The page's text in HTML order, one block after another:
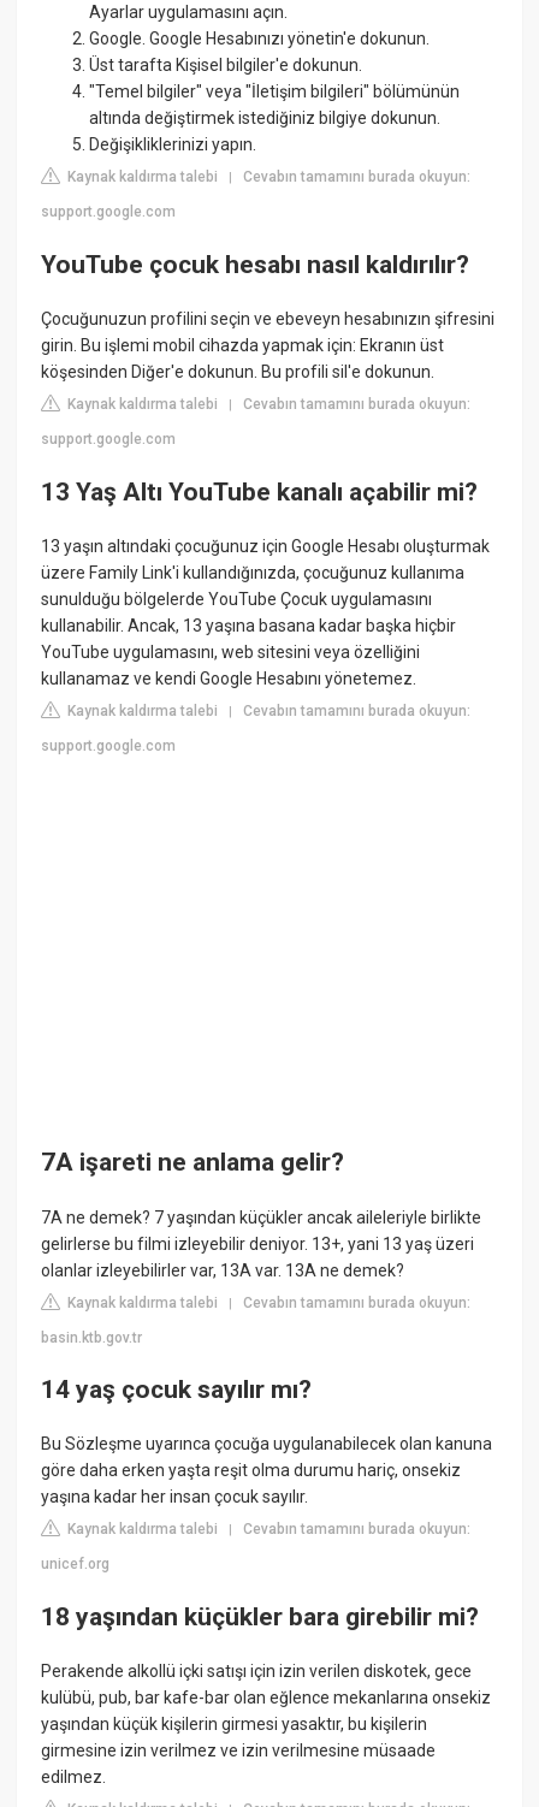
Ayarlar uygulamasını açın.
Google. Google Hesabınızı yönetin'e dokunun.
Üst tarafta Kişisel bilgiler'e dokunun.
"Temel bilgiler" veya "İletişim bilgileri" bölümünün
altında değiştirmek istediğiniz bilgiye dokunun.
Değişikliklerinizi yapın.
Kaynak kaldırma talebi |Cevabın tamamını burada okuyun:
support.google.com
YouTube çocuk hesabı nasıl kaldırılır?
Çocuğunuzun profilini seçin ve ebeveyn hesabınızın şifresini
girin. Bu işlemi mobil cihazda yapmak için: Ekranın üst
köşesinden Diğer'e dokunun. Bu profili sil'e dokunun.
Kaynak kaldırma talebi |Cevabın tamamını burada okuyun:
support.google.com
13 Yaş Altı YouTube kanalı açabilir mi?
13 yaşın altındaki çocuğunuz için Google Hesabı oluşturmak
üzere Family Link'i kullandığınızda, çocuğunuz kullanıma
sunulduğu bölgelerde YouTube Çocuk uygulamasını
kullanabilir. Ancak, 13 yaşına basana kadar başka hiçbir
YouTube uygulamasını, web sitesini veya özelliğini
kullanamaz ve kendi Google Hesabını yönetemez.
Kaynak kaldırma talebi |Cevabın tamamını burada okuyun:
support.google.com
7A işareti ne anlama gelir?
7A ne demek? 7 yaşından küçükler ancak aileleriyle birlikte
gelirlerse bu filmi izleyebilir deniyor. 13+, yani 13 yaş üzeri
olanlar izleyebilirler var, 13A var. 13A ne demek?
Kaynak kaldırma talebi |Cevabın tamamını burada okuyun:
basin.ktb.gov.tr
14 yaş çocuk sayılır mı?
Bu Sözleşme uyarınca çocuğa uygulanabilecek olan kanuna
göre daha erken yaşta reşit olma durumu hariç, onsekiz
yaşına kadar her insan çocuk sayılır.
Kaynak kaldırma talebi |Cevabın tamamını burada okuyun:
unicef.org
18 yaşından küçükler bara girebilir mi?
Perakende alkollü içki satışı için izin verilen diskotek, gece
kulübü, pub, bar kafe-bar olan eğlence mekanlarına onsekiz
yaşından küçük kişilerin girmesi yasaktır, bu kişilerin
girmesine izin verilmez ve izin verilmesine müsaade
edilmez.